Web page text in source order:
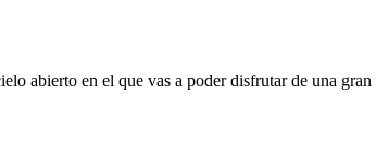
abierto en el que vas a poder disfrutar de una